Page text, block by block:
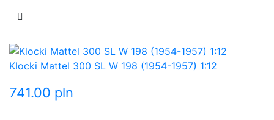
Klocki Mattel 300 SL W 198 (1954-1957) 1:12
741.00 pln